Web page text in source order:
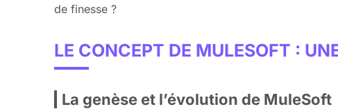
de finesse ?
LE CONCEPT DE MULESOFT :
La genèse et l’évolution de MuleSoft